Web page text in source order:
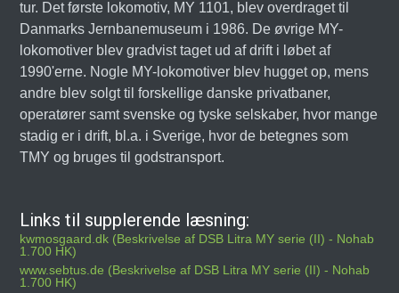
tur. Det første lokomotiv, MY 1101, blev overdraget til
Danmarks Jernbanemuseum i 1986. De øvrige MY-
lokomotiver blev gradvist taget ud af drift i løbet af
1990'erne. Nogle MY-lokomotiver blev hugget op, mens
andre blev solgt til forskellige danske privatbaner,
operatører samt svenske og tyske selskaber, hvor mange
stadig er i drift, bl.a. i Sverige, hvor de betegnes som
TMY og bruges til godstransport.
Links til supplerende læsning:
kwmosgaard.dk (Beskrivelse af DSB Litra MY serie (II) - Nohab
1.700 HK)
www.sebtus.de (Beskrivelse af DSB Litra MY serie (II) - Nohab
1.700 HK)